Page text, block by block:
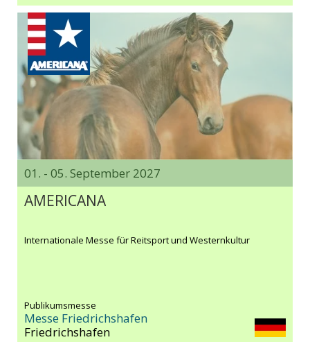
01. - 05. September 2027
AMERICANA
Internationale Messe für Reitsport und Westernkultur
Publikumsmesse
Messe Friedrichshafen
Friedrichshafen